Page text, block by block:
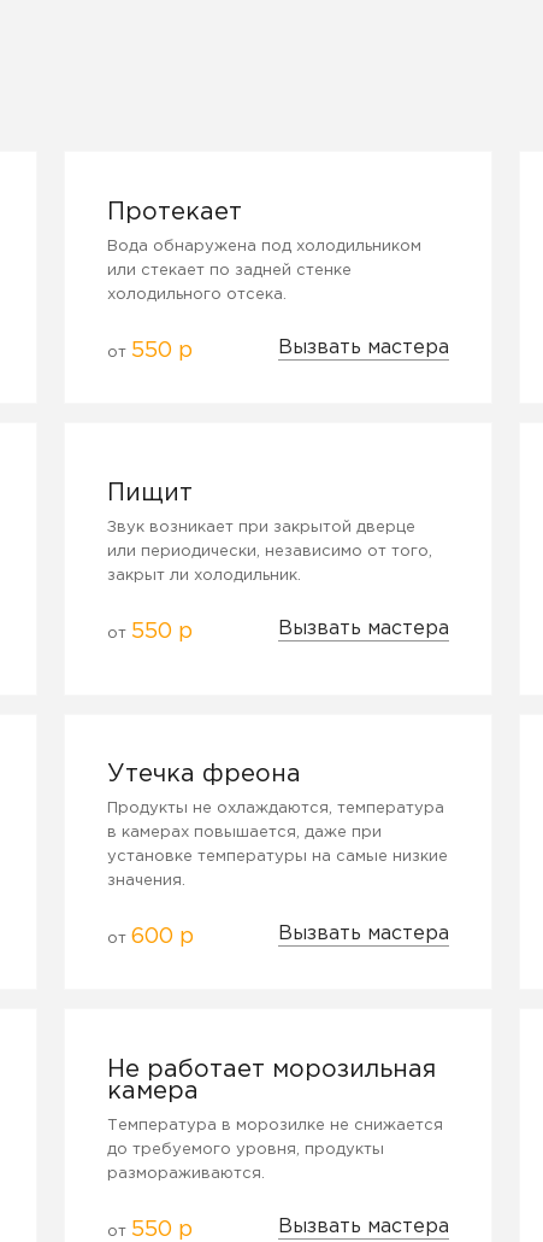
Протекает
Вода обнаружена под холодильником
или стекает по задней стенке
холодильного отсека.
от 550 р Вызвать мастера
Пищит
Звук возникает при закрытой дверце
или периодически, независимо от того,
закрыт ли холодильник.
от 550 р Вызвать мастера
Утечка фреона
Продукты не охлаждаются, температура
в камерах повышается, даже при
установке температуры на самые низкие
значения.
от600 р Вызвать мастера
Не работает морозильная
камера
Температура в морозилке не снижается
до требуемого уровня, продукты
размораживаются.
от 550 р Вызвать мастера